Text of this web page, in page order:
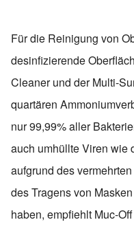
Für die Reinigung von
desinfizierende
Cleaner und der Multi-
quartären
nur 99,99% aller
auch umhüllte Viren wie
aufgrund des
des Tragens von
haben, empfiehlt Muc-